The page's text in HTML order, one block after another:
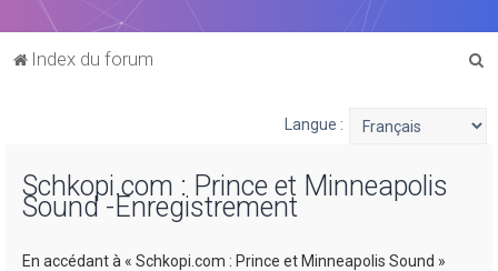
Index du forum
Langue :
Schkopi.com : Prince et Minneapolis
Sound -Enregistrement
En accédant à « Schkopi.com : Prince et Minneapolis Sound »